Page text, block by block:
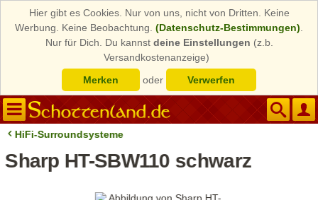
Hier gibt es Cookies. Nur von uns, nicht von Dritten. Keine
Werbung. Keine Beobachtung. (Datenschutz-Bestimmungen)
Nur für Dich. Du kannst deine Einstellungen (z.b.
Versandkostenanzeige)
Merken
oder Verwerfen
HiFi-Surroundsysteme
Sharp HT-SBW110 schwarz